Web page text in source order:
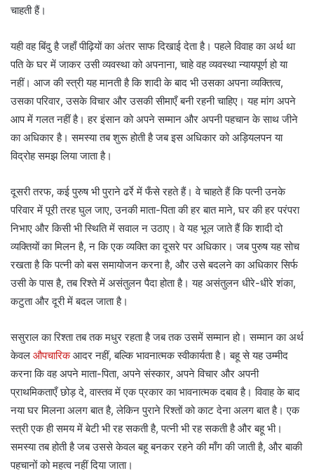
चाहती हैं।
यही वह बिंदु है जहाँ पीढ़ियों का अंतर साफ दिखाई देता है। पहले विवाह का अर्थ था
पति के घर में जाकर उसी व्यवस्था को अपनाना, चाहे वह व्यवस्था न्यायपूर्ण हो या
नहीं। आज की स्त्री यह मानती है कि शादी के बाद भी उसका अपना व्यक्तित्व,
उसका परिवार, उसके विचार और उसकी सीमाएँ बनी रहनी चाहिए। यह मांग अपने
आप में गलत नहीं है। हर इंसान को अपने सम्मान और अपनी पहचान के साथ जीने
का अधिकार है। समस्या तब शुरू होती है जब इस अधिकार को अड़ियलपन या
विद्रोह समझ लिया जाता है।
दूसरी तरफ, कई पुरुष भी पुराने ढर्रे में फँसे रहते हैं। वे चाहते हैं कि पत्नी उनके
परिवार में पूरी तरह घुल जाए, उनकी माता-पिता की हर बात माने, घर की हर परंपरा
निभाए और किसी भी स्थिति में सवाल न उठाए। वे यह भूल जाते हैं कि शादी दो
व्यक्तियों का मिलन है, न कि एक व्यक्ति का दूसरे पर अधिकार। जब पुरुष यह सोच
रखता है कि पत्नी को बस समायोजन करना है, और उसे बदलने का अधिकार सिर्फ
उसी के पास है, तब रिश्ते में असंतुलन पैदा होता है। यह असंतुलन धीरे-धीरे शंका,
कटुता और दूरी में बदल जाता है।
ससुराल का रिश्ता तब तक मधुर रहता है जब तक उसमें सम्मान हो। सम्मान का अर्थ
केवल औपचारिकआदर नहीं, बल्कि भावनात्मक स्वीकार्यता है। बहू से यह उम्मीद
करना कि वह अपने माता-पिता, अपने संस्कार, अपने विचार और अपनी
प्राथमिकताएँ छोड़ दे, वास्तव में एक प्रकार का भावनात्मक दबाव है। विवाह के बाद
नया घर मिलना अलग बात है, लेकिन पुराने रिश्तों को काट देना अलग बात है। एक
स्त्री एक ही समय में बेटी भी रह सकती है, पत्नी भी रह सकती है और बहू भी।
समस्या तब होती है जब उससे केवल बहू बनकर रहने की माँग की जाती है, और बाकी
पहचानों को महत्व नहीं दिया जाता।